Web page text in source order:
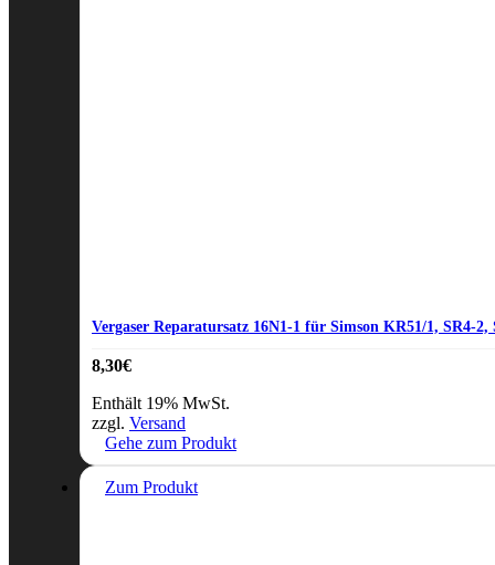
Vergaser Reparatursatz 16N1‑1 für Simson KR51/1, SR4‑2,
8,30€
Enthält 19% MwSt.
zzgl. Versand
Gehe zum Produkt
Zum Produkt